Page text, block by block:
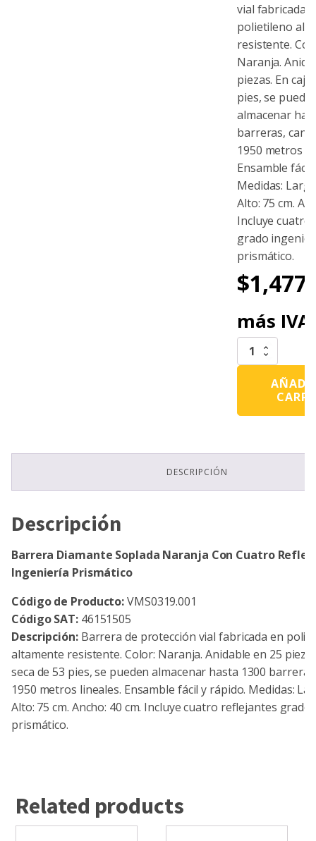
vial fabricada
polietileno
resistente.
Naranja.
piezas. En caja
pies, se
almacenar
barreras,
1950 metros
Ensamble fácil
Medidas:
Alto: 75 cm.
Incluye cuatro
grado
prismático.
$
más IVA
Barrera
Diamante
Cuatro
Ingeniería
DESCRIPCIÓN
Descripción
Barrera Diamante Soplada Naranja Con Cuatro
Ingeniería Prismático
Código de Producto:VMS0319.001
Código SAT:46151505
Descripción:Barrera de protección vial fabricada en
altamente resistente. Color: Naranja. Anidable en 25
seca de 53 pies, se pueden almacenar hasta 1300
1950 metros lineales. Ensamble fácil y rápido. Medidas:
Alto: 75 cm. Ancho: 40 cm. Incluye cuatro reflejantes
prismático.
Related products